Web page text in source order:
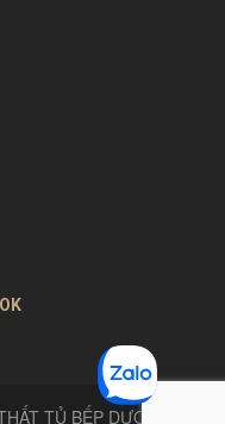
TỦ BẾP DƯƠNG GIA